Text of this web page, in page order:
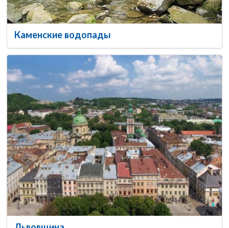
Каменские водопады